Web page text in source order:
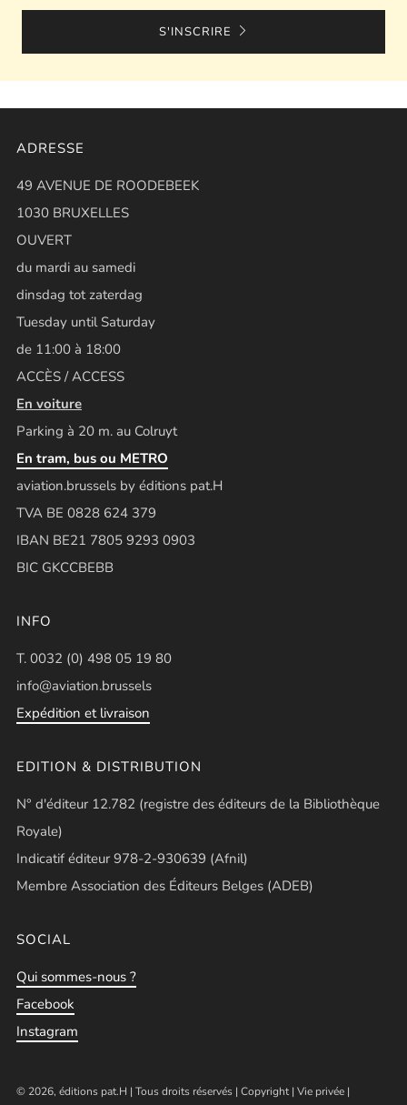
S'INSCRIRE
ADRESSE
49 AVENUE DE ROODEBEEK
1030 BRUXELLES
OUVERT
du mardi au samedi
dinsdag tot zaterdag
Tuesday until Saturday
de 11:00 à 18:00
ACCÈS / ACCESS
En voiture
Parking à 20 m. au Colruyt
En tram, bus ou METRO
aviation.brussels by éditions pat.H
TVA BE 0828 624 379
IBAN BE21 7805 9293 0903
BIC GKCCBEBB
INFO
T. 0032 (0) 498 05 19 80
info@aviation.brussels
Expédition et livraison
EDITION & DISTRIBUTION
N° d'éditeur 12.782 (registre des éditeurs de la Bibliothèque
Royale)
Indicatif éditeur 978-2-930639 (Afnil)
Membre Association des Éditeurs Belges (ADEB)
SOCIAL
Qui sommes-nous ?
Facebook
Instagram
© 2026, éditions pat.H | Tous droits réservés | Copyright| Vie privée |